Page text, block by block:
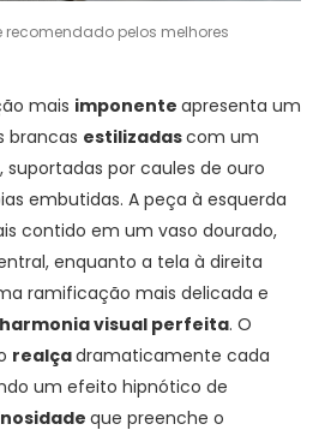
recomendado pelos melhores
mais imponente apresenta um
brancas estilizadascom um
por caules de ouro
embutidas. A peça à esquerda
contido em um vaso dourado,
enquanto a tela à direita
ramificação mais delicada e
harmonia visual perfeita. O
realçadramaticamente cada
um efeito hipnótico de
que preenche o